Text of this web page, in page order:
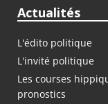
Actualités
L'édito politique
L'invité politique
Les courses
pronostics